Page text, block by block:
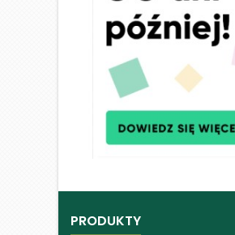
PRODUKTY